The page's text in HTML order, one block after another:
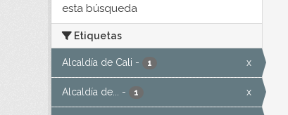
esta búsqueda
Etiquetas
Alcaldía de Cali - 1 x
Alcaldía de... - 1 x